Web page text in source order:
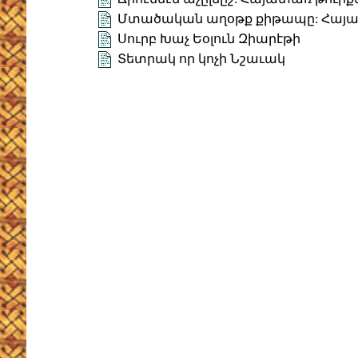
Մտածական աղօթք քիթապը:
Սուրբ Խաչ Եօլուն Զիարէթի
Տետրակ որ կոչի Նշաւակ